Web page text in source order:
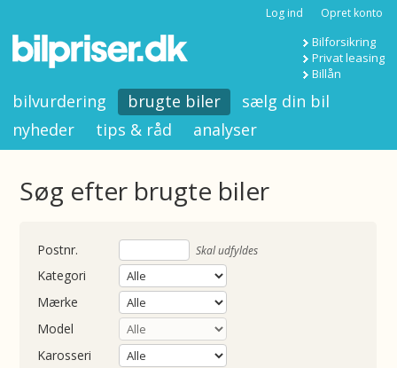
Log ind Opret konto
Bilforsikring
Privat leasing
Billån
bilvurdering brugte biler
sælg din bil
nyheder
tips & råd analyser
Søg efter brugte biler
Skal udfyldes
Kategori
Mærke
Model
Karosseri